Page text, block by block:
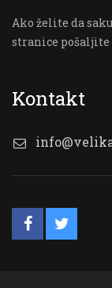
Ako želite da
stranice pošaljite
Kontakt